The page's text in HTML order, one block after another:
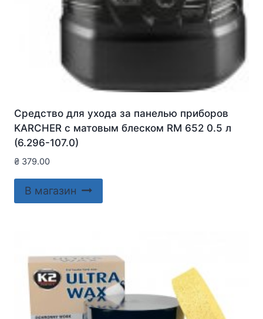
Средство для ухода за панелью приборов
KARCHER с матовым блеском RM 652 0.5 л
(6.296-107.0)
₴ 379.00
В магазин